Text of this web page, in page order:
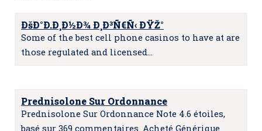
ÐšÐ°Ð.Ð¸Ð½Ð¾ Ð¸Ð³Ñ€Ñ‹ ÐŸŽ°
Some of the best cell phone casinos to have at are
those regulated and licensed…
Prednisolone Sur Ordonnance
Prednisolone Sur Ordonnance Note 4.6 étoiles,
basé sur 369 commentaires. Acheté Générique